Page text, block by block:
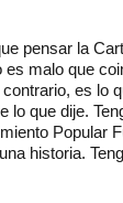
pensar la
malo que
es lo
lo que dije.
Popular
historia.